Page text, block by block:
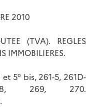
2010
(TVA). REGLES
IMMOBILIERES.
et 5° bis, 261-5, 261D-
269, 270.